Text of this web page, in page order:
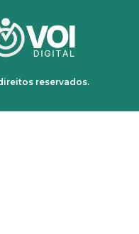
reservados.